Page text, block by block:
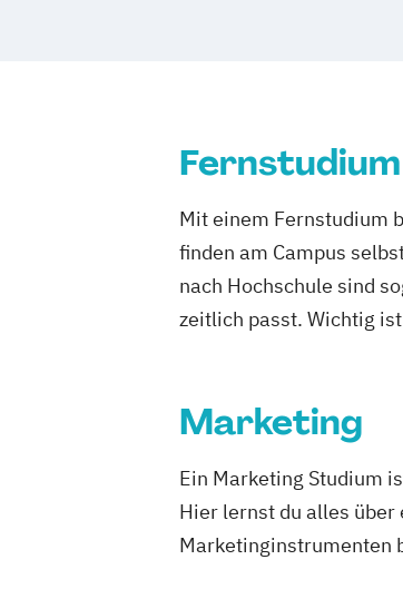
Fernstudium
Mit einem Fernstudium
finden am Campus
nach Hochschule sind
zeitlich passt. Wichtig
Marketing
Ein Marketing Studium
Hier lernst du alles über
Marketinginstrumenten